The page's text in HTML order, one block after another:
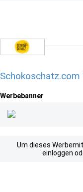
Werbebanner
Um dieses
einloggen